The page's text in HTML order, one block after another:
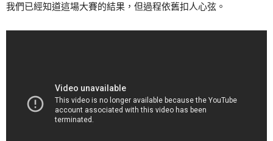
我們已經知道這場大賽的結果，但過程依舊扣人心弦。